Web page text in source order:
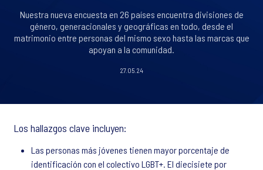
Nuestra nueva encuesta en 26 países encuentra divisiones de
género, generacionales y geográficas en todo, desde el
matrimonio entre personas del mismo sexo hasta las marcas que
apoyan a la comunidad.
27.05.24
Los hallazgos clave incluyen:
Las personas más jóvenes tienen mayor porcentaje de
identificación con el colectivo LGBT+. El diecisiete por